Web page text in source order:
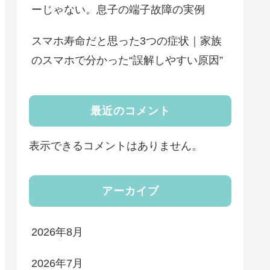
ーじゃない。息子の端子故障の実例
スマホ寿命だと思った3つの症状｜家族
のスマホで分かった“誤解しやすい原因”
最近のコメント
表示できるコメントはありません。
アーカイブ
2026年8月
2026年7月